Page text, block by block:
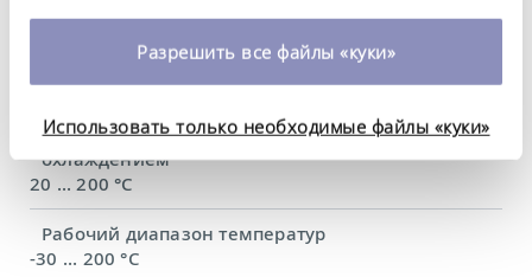
изменить или отозвать свое согласие в любое
время. Более подробную информацию об этом вы
Разрешить все файлы «куки»
Использовать только необходимые файлы «куки»
Диапазон рабочих температур
30 ... 200 °C
Диапазон рабочих температур с водяным
охлаждением
20 ... 200 °C
Рабочий диапазон температур
-30 ... 200 °C